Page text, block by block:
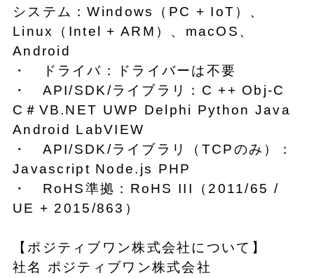
システム：Windows（PC + IoT）、
Linux（Intel + ARM）、macOS、
Android
・ ドライバ：ドライバーは不要
・ API/SDK/ライブラリ：C ++ Obj-C
C＃VB.NET UWP Delphi Python Java
Android LabVIEW
・ API/SDK/ライブラリ（TCPのみ）：
Javascript Node.js PHP
・ RoHS準拠：RoHS III（2011/65 /
UE + 2015/863）
【ポジティブワン株式会社について】
社名 ポジティブワン株式会社